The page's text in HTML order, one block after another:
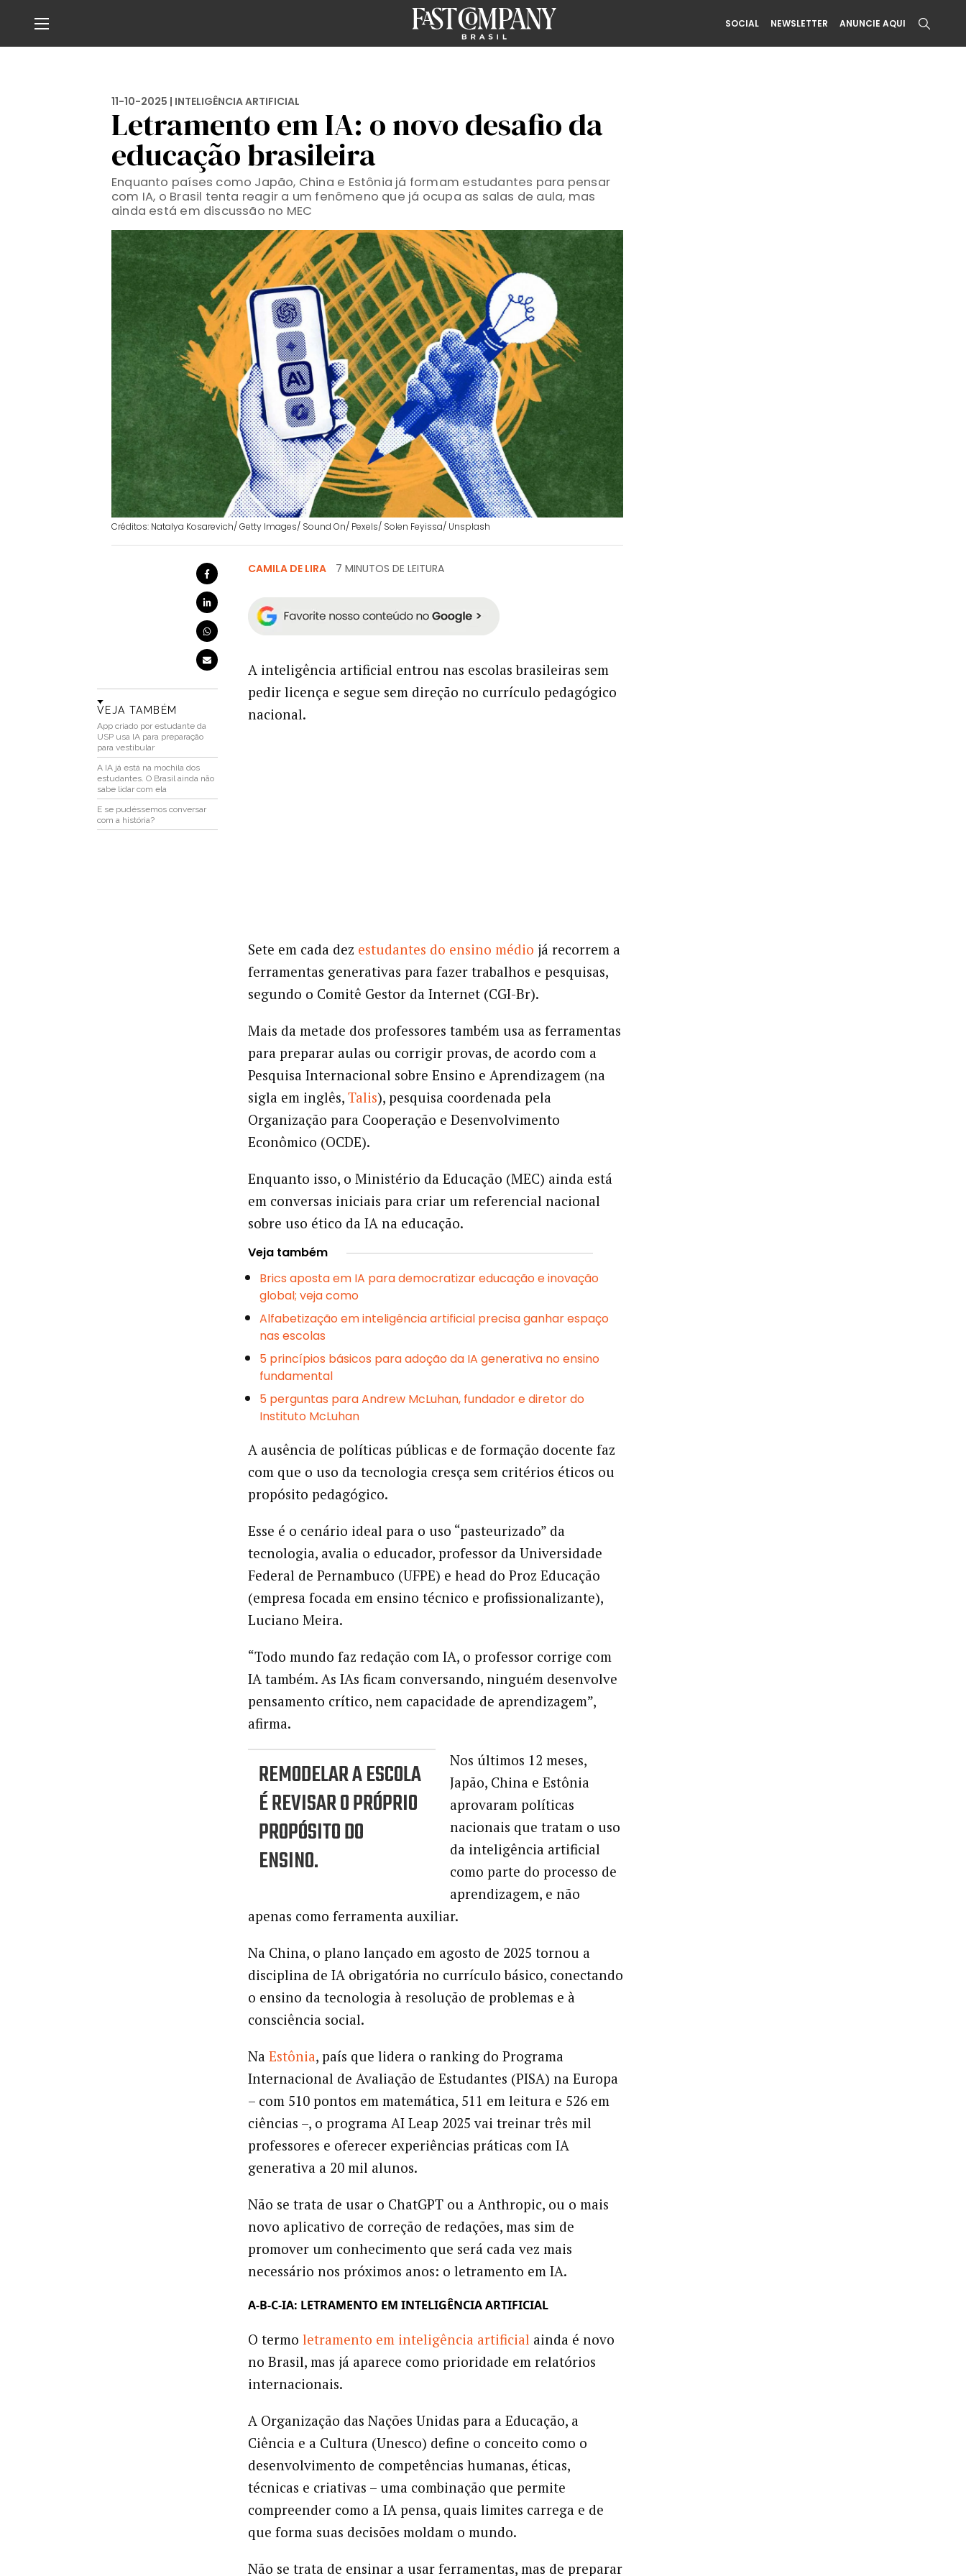
SOCIAL NEWSLETTER ANUNCIE AQUI
11-10-2025 | INTELIGÊNCIA ARTIFICIAL
Letramento em IA: o novo desafio da
educação brasileira
Enquanto países como Japão, China e Estônia já formam estudantes para pensar
com IA, o Brasil tenta reagir a um fenômeno que já ocupa as salas de aula, mas
ainda está em discussão no MEC
Créditos: Natalya Kosarevich/ Getty Images/ Sound On/ Pexels/ Solen Feyissa/ Unsplash
VEJA TAMBÉM
App criado por estudante da
USP usa IA para preparação
para vestibular
A IA já está na mochila dos
estudantes. O Brasil ainda não
sabe lidar com ela
E se pudéssemos conversar
com a história?
CAMILA DE LIRA 7 MINUTOS DE LEITURA
A inteligência artificial entrou nas escolas brasileiras sem
pedir licença e segue sem direção no currículo pedagógico
nacional.
Sete em cada dez estudantes do ensino médio já recorrem a
ferramentas generativas para fazer trabalhos e pesquisas,
segundo o Comitê Gestor da Internet (CGI-Br).
Mais da metade dos professores também usa as ferramentas
para preparar aulas ou corrigir provas, de acordo com a
Pesquisa Internacional sobre Ensino e Aprendizagem (na
sigla em inglês, Talis), pesquisa coordenada pela
Organização para Cooperação e Desenvolvimento
Econômico (OCDE).
Enquanto isso, o Ministério da Educação (MEC) ainda está
em conversas iniciais para criar um referencial nacional
sobre uso ético da IA na educação.
Veja também
Brics aposta em IA para democratizar educação e inovação
global; veja como
Alfabetização em inteligência artificial precisa ganhar espaço
nas escolas
5 princípios básicos para adoção da IA generativa no ensino
fundamental
5 perguntas para Andrew McLuhan, fundador e diretor do
Instituto McLuhan
A ausência de políticas públicas e de formação docente faz
com que o uso da tecnologia cresça sem critérios éticos ou
propósito pedagógico.
Esse é o cenário ideal para o uso “pasteurizado” da
tecnologia, avalia o educador, professor da Universidade
Federal de Pernambuco (UFPE) e head do Proz Educação
(empresa focada em ensino técnico e profissionalizante),
Luciano Meira.
“Todo mundo faz redação com IA, o professor corrige com
IA também. As IAs ficam conversando, ninguém desenvolve
pensamento crítico, nem capacidade de aprendizagem”,
afirma.
REMODELAR A ESCOLA
É REVISAR O PRÓPRIO
PROPÓSITO DO
ENSINO.
Nos últimos 12 meses,
Japão, China e Estônia
aprovaram políticas
nacionais que tratam o uso
da inteligência artificial
como parte do processo de
aprendizagem, e não
apenas como ferramenta auxiliar.
Na China, o plano lançado em agosto de 2025 tornou a
disciplina de IA obrigatória no currículo básico, conectando
o ensino da tecnologia à resolução de problemas e à
consciência social.
Na Estônia, país que lidera o ranking do Programa
Internacional de Avaliação de Estudantes (PISA) na Europa
– com 510 pontos em matemática, 511 em leitura e 526 em
ciências –, o programa AI Leap 2025 vai treinar três mil
professores e oferecer experiências práticas com IA
generativa a 20 mil alunos.
Não se trata de usar o ChatGPT ou a Anthropic, ou o mais
novo aplicativo de correção de redações, mas sim de
promover um conhecimento que será cada vez mais
necessário nos próximos anos: o letramento em IA.
A-B-C-IA: LETRAMENTO EM INTELIGÊNCIA ARTIFICIAL
O termo letramento em inteligência artificial ainda é novo
no Brasil, mas já aparece como prioridade em relatórios
internacionais.
A Organização das Nações Unidas para a Educação, a
Ciência e a Cultura (Unesco) define o conceito como o
desenvolvimento de competências humanas, éticas,
técnicas e criativas – uma combinação que permite
compreender como a IA pensa, quais limites carrega e de
que forma suas decisões moldam o mundo.
Não se trata de ensinar a usar ferramentas, mas de preparar